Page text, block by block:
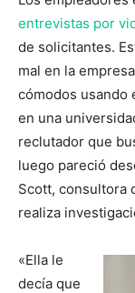
entrevistas por
de solicitantes.
mal en la
cómodos usando
en una
reclutador que
luego pareció
Scott, consultora
realiza
«Ella le
decía que